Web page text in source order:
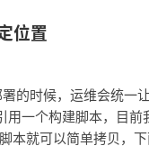
位置
的时候，运维会统一
一个构建脚本，目
就可以简单拷贝，下